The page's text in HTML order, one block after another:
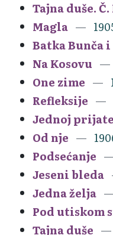
Tajna duše. Č.
Magla
Batka Bunča
Na Kosovu
One zime
Refleksije
Jednoj
Od nje
Podsećanje
Jeseni bleda
Jedna želja
Pod utiskom
Tajna duše